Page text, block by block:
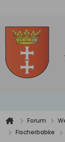
Forum
Fischerbabke